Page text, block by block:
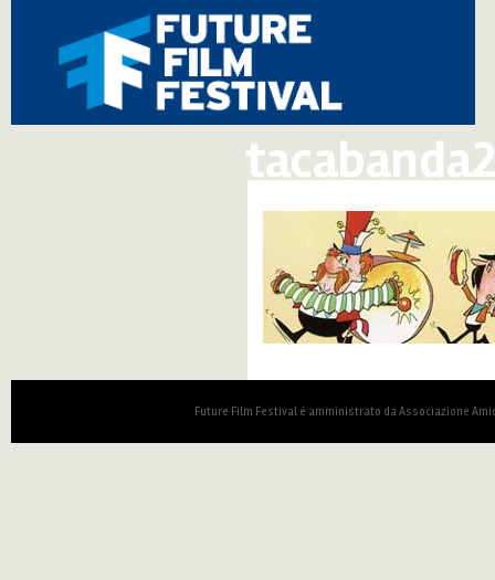
Future Film Festival è amministrato da Associazione